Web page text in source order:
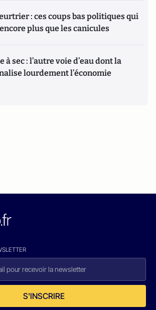
: ces coups bas politiques qui
plus que les canicules
à sec : l’autre voie d’eau dont la
lourdement l’économie
S'INSCRIRE